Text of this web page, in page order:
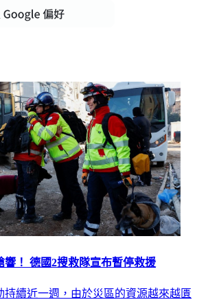
響！ 德國2搜救隊宣布暫停救援
持續近一週，由於災區的資源越來越匱